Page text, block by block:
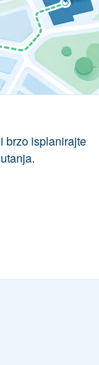
brzo isplanirajte